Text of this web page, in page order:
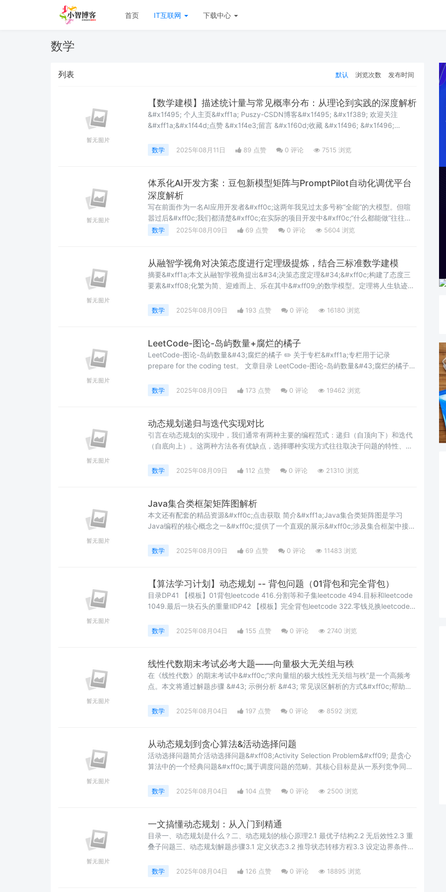
首页 IT互联网 下载中心
数学
列表 默认 浏览次数 发布时间
【数学建模】描述统计量与常见概率分布：从理论到实践的深度解析
&#x1f495; 个人主页&#xff1a; Puszy-CSDN博客&#x1f495; &#x1f389; 欢迎关注
&#xff1a;&#x1f44d;点赞 &#x1f4e3;留言 &#x1f60d;收藏 &#x1f496; &#x1f496;
&#x1f308;&#x1f308;&#x1
数学 2025年08月11日 89 点赞 0 评论 7515 浏览
体系化AI开发方案：豆包新模型矩阵与PromptPilot自动化调优平台
深度解析
写在前面作为一名AI应用开发者&#xff0c;这两年我见过太多号称“全能”的大模型。但喧
嚣过后&#xff0c;我们都清楚&#xff0c;在实际的项目开发中&#xff0c;“什么都能做”往往意
味着“什么都做不精”。我们需要的不是一个无所不能的“神”&#xff0c;而是一个分工明确、
数学 2025年08月09日 69 点赞 0 评论 5604 浏览
从融智学视角对决策态度进行定理级提炼，结合三标准数学建模
摘要&#xff1a;本文从融智学视角提出&#34;决策态度定理&#34;&#xff0c;构建了态度三
要素&#xff08;化繁为简、迎难而上、乐在其中&#xff09;的数学模型。定理将人生轨迹表
使决策空间保形扩张。研究揭示态度曲率&#xff08;R&#xff09;决定命运轨迹收敛性
&#xff0c;
数学 2025年08月09日 193 点赞 0 评论 16180 浏览
LeetCode-图论-岛屿数量+腐烂的橘子
LeetCode-图论-岛屿数量&#43;腐烂的橘子 ✏️ 关于专栏&#xff1a;专栏用于记录
prepare for the coding test。 文章目录 LeetCode-图论-岛屿数量&#43;腐烂的橘子
示 &#x1f9ea;AC &
数学 2025年08月09日 173 点赞 0 评论 19462 浏览
动态规划递归与迭代实现对比
引言在动态规划的实现中，我们通常有两种主要的编程范式：递归（自顶向下）和迭代
（自底向上）。这两种方法各有优缺点，选择哪种实现方式往往取决于问题的特性、程
本实现方式：自顶向下的递归实现（通常结合记忆化搜索）和自底向上的迭代实现。理
解这两种方法的区别和适用场景，对于高效解决动态规划问题至关重要。 自顶向下方法
数学 2025年08月09日 112 点赞 0 评论 21310 浏览
Java集合类框架矩阵图解析
本文还有配套的精品资源&#xff0c;点击获取 简介&#xff1a;Java集合类矩阵图是学习
Java编程的核心概念之一&#xff0c;提供了一个直观的展示&#xff0c;涉及集合框架中接
HashMap的特性、性能和适用场景&#xff0c;帮助开发者更清晰地理解集合框架的层次结
构和实现方式
数学 2025年08月09日 69 点赞 0 评论 11483 浏览
【算法学习计划】动态规划 -- 背包问题（01背包和完全背包）
目录DP41 【模板】01背包leetcode 416.分割等和子集leetcode 494.目标和leetcode
1049.最后一块石头的重量ⅡDP42 【模板】完全背包leetcode 322.零钱兑换leetcode
带各位了解并掌握动态规划中背包问题&#xff0c;但是只有0
数学 2025年08月04日 155 点赞 0 评论 2740 浏览
线性代数期末考试必考大题——向量极大无关组与秩
在《线性代数》的期末考试中&#xff0c;“求向量组的极大线性无关组与秩”是一个高频考
点。本文将通过解题步骤 &#43; 示例分析 &#43; 常见误区解析的方式&#xff0c;帮助你
为列向量排列&#xff0c;构成一个矩阵。 无论原始向量是行向量还是列向量&#xff0c;都要
统一为列向量进行处理。
数学 2025年08月04日 197 点赞 0 评论 8592 浏览
从动态规划到贪心算法&活动选择问题
活动选择问题简介活动选择问题&#xff08;Activity Selection Problem&#xff09; 是贪心
算法中的一个经典问题&#xff0c;属于调度问题的范畴。其核心目标是从一系列竞争同一
&#xff0c;使得这些活动能够在不冲突的情况下进行。 问题描述给定一组活动 S&#61;{a1
数学 2025年08月04日 104 点赞 0 评论 2500 浏览
一文搞懂动态规划：从入门到精通
目录一、动态规划是什么？二、动态规划的核心原理2.1 最优子结构2.2 无后效性2.3 重
叠子问题三、动态规划解题步骤3.1 定义状态3.2 推导状态转移方程3.3 设定边界条件
背包问题4.3 最长公共子序列五、动态规划应用场景5.1 资源分配领域5.2 任务调度领域
5.3 金融投资领域六、总结与
数学 2025年08月04日 126 点赞 0 评论 18895 浏览